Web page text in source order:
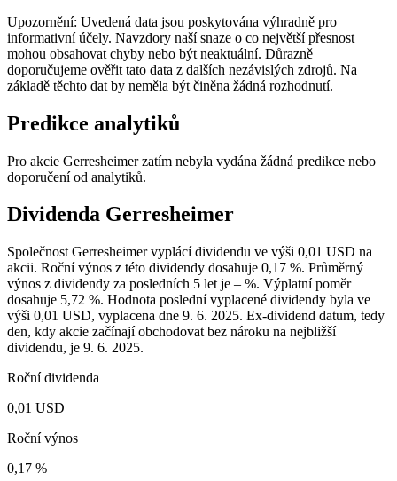
Upozornění: Uvedená data jsou poskytována výhradně pro
informativní účely. Navzdory naší snaze o co největší přesnost
mohou obsahovat chyby nebo být neaktuální. Důrazně
doporučujeme ověřit tato data z dalších nezávislých zdrojů. Na
základě těchto dat by neměla být činěna žádná rozhodnutí.
Predikce analytiků
Pro akcie Gerresheimer zatím nebyla vydána žádná predikce nebo
doporučení od analytiků.
Dividenda Gerresheimer
Společnost Gerresheimer vyplácí dividendu ve výši 0,01 USD na
akcii. Roční výnos z této dividendy dosahuje 0,17 %. Průměrný
výnos z dividendy za posledních 5 let je – %. Výplatní poměr
dosahuje 5,72 %. Hodnota poslední vyplacené dividendy byla ve
výši 0,01 USD, vyplacena dne 9. 6. 2025. Ex-dividend datum, tedy
den, kdy akcie začínají obchodovat bez nároku na nejbližší
dividendu, je 9. 6. 2025.
Roční dividenda
0,01 USD
Roční výnos
0,17 %